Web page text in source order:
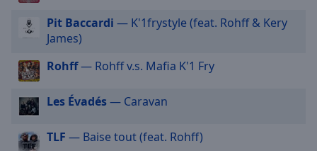
Opacity
Text
Background
Opacity
Générations 69
Générations G-Funk
Pit Baccardi — K'1frystyle (feat. Rohff & Kery
James)
Rohff— Rohff v.s. Mafia K'1 Fry
Les Évadés— Caravan
TLF — Baise tout (feat. Rohff)